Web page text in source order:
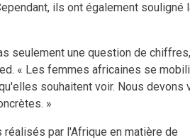
ils ont également
seulement une question de
« Les femmes africaines se
souhaitent voir. Nous
»
réalisés par l'Afrique en matière de